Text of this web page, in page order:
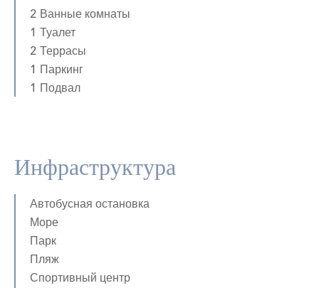
2 Ванные комнаты
1 Туалет
2 Террасы
1 Паркинг
1 Подвал
Инфраструктура
Автобусная остановка
Море
Парк
Пляж
Спортивный центр